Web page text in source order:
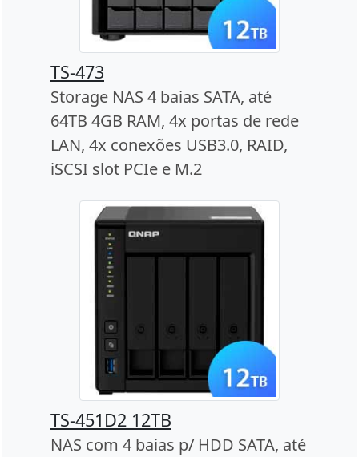
TS-473
Storage NAS 4 baias SATA, até
64TB 4GB RAM, 4x portas de rede
LAN, 4x conexões USB3.0, RAID,
iSCSI slot PCIe e M.2
TS-451D2 12TB
NAS com 4 baias p/ HDD SATA, até